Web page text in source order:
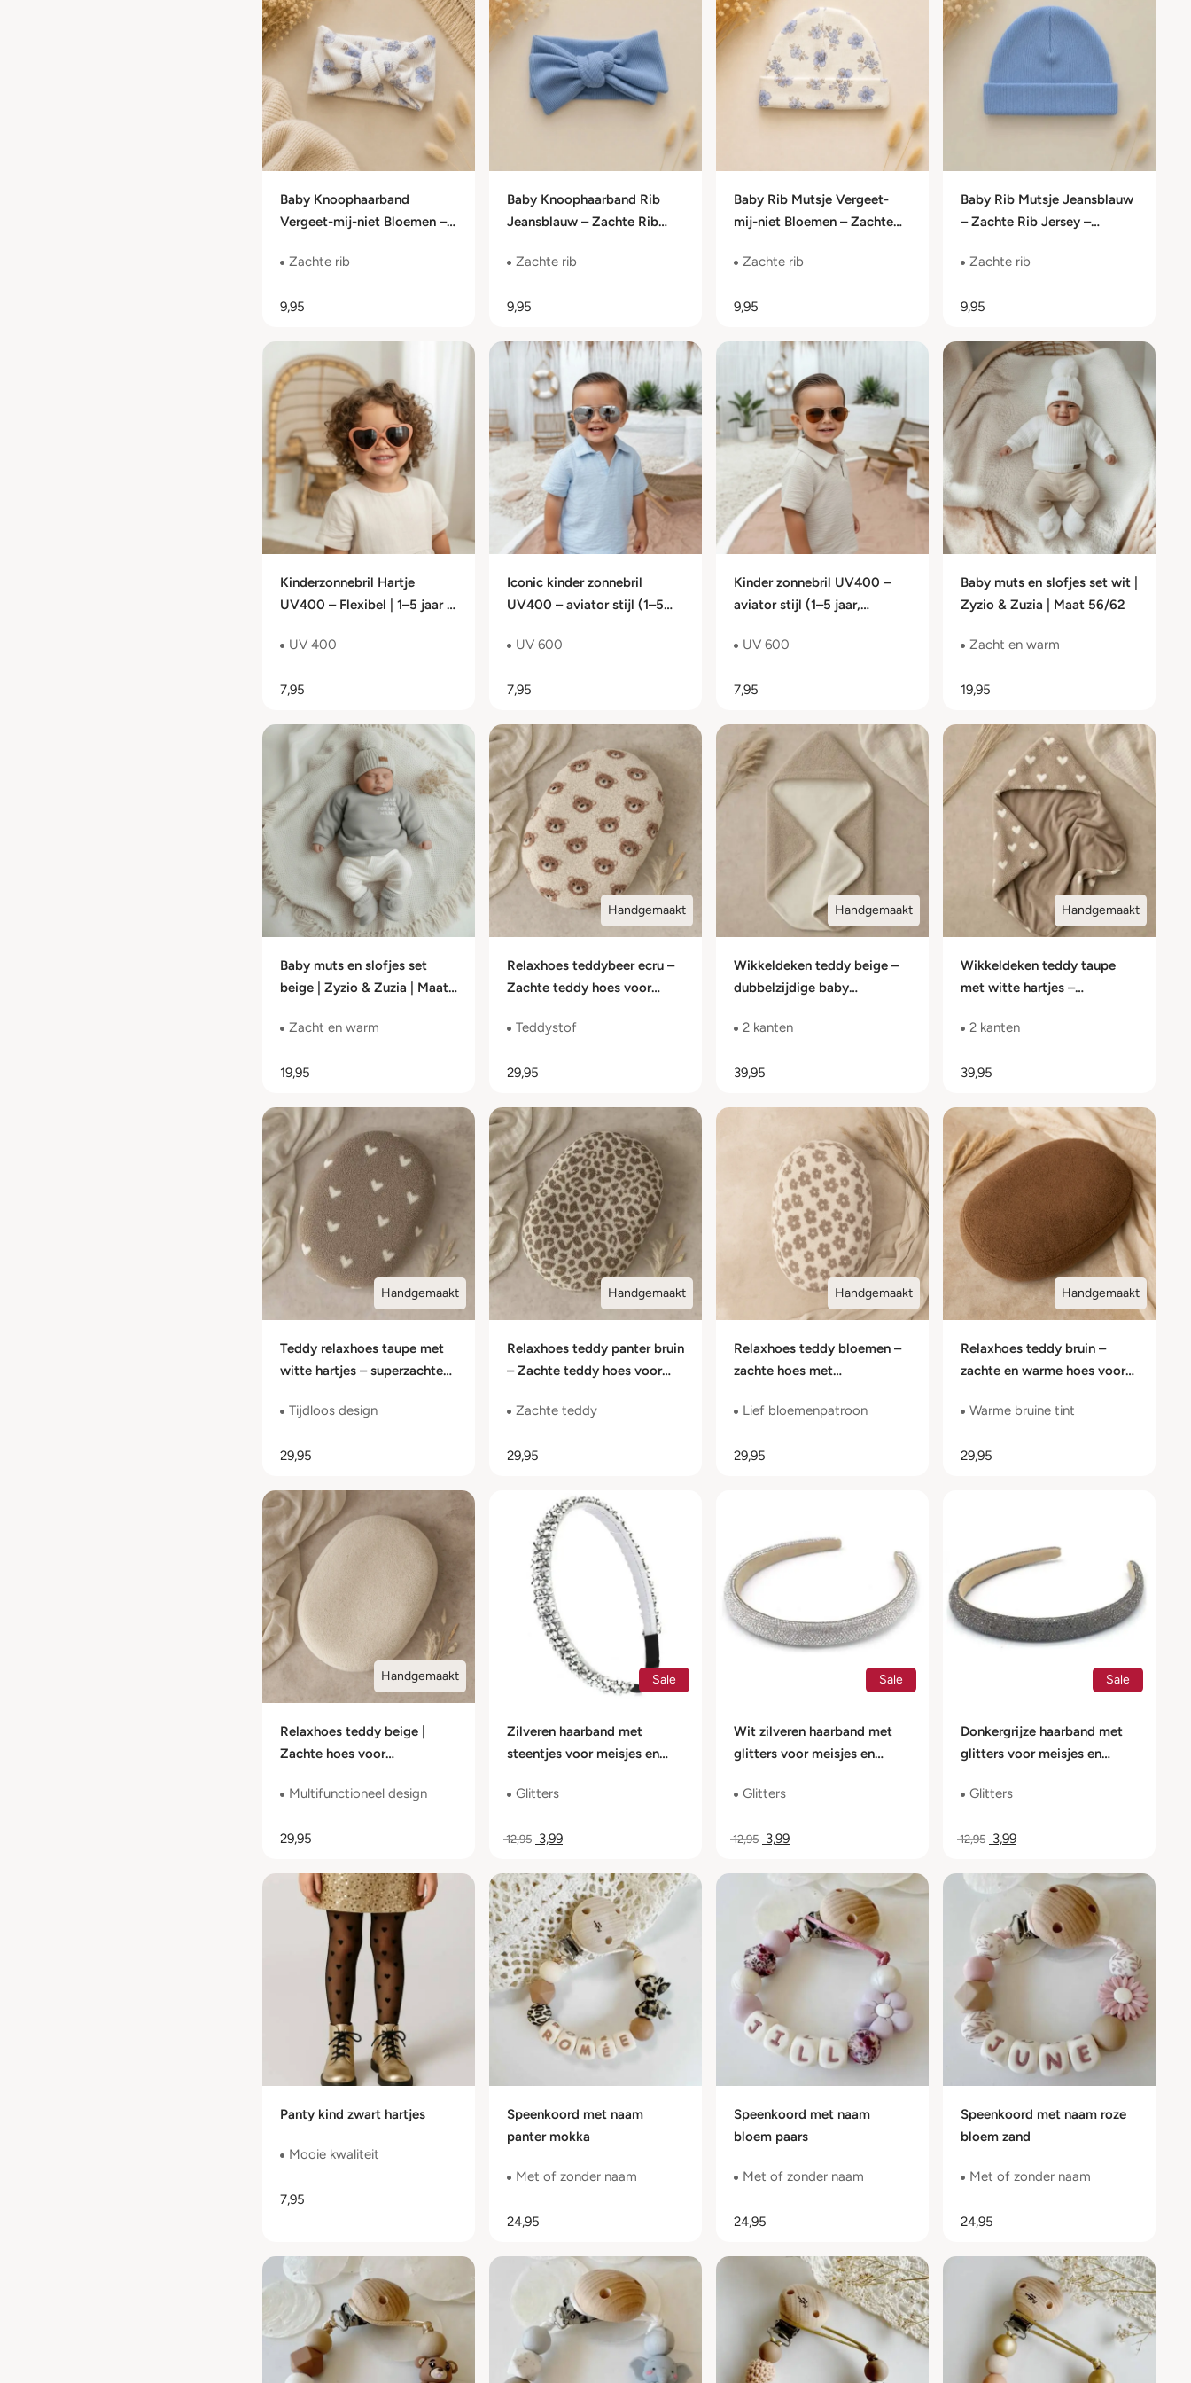
Baby Knoophaarband
Vergeet-mij-niet Bloemen –
Maanden
Zachte rib
9,95
Baby Knoophaarband Rib
Jeansblauw – Zachte Rib
Zachte rib
9,95
Baby Rib Mutsje Vergeet-
mij-niet Bloemen – Zachte
Maanden
Zachte rib
9,95
Baby Rib Mutsje Jeansblauw
– Zachte Rib Jersey –
Zachte rib
9,95
Kinderzonnebril Hartje
UV400 – Flexibel | 1–5 jaar |
UV 400
7,95
Iconic kinder zonnebril
UV400 – aviator stijl (1–5
UV 600
7,95
Kinder zonnebril UV400 –
aviator stijl (1–5 jaar,
UV 600
7,95
Baby muts en slofjes set wit |
Zyzio & Zuzia | Maat 56/62
Zacht en warm
19,95
Baby muts en slofjes set
beige | Zyzio & Zuzia | Maat
Zacht en warm
19,95
Handgemaakt
Relaxhoes teddybeer ecru –
Zachte teddy hoes voor
Teddystof
29,95
Handgemaakt
Wikkeldeken teddy beige –
dubbelzijdige baby
2 kanten
39,95
Handgemaakt
Wikkeldeken teddy taupe
met witte hartjes –
wikkeldeken
2 kanten
39,95
Handgemaakt
Teddy relaxhoes taupe met
witte hartjes – superzachte
Tijdloos design
29,95
Handgemaakt
Relaxhoes teddy panter bruin
– Zachte teddy hoes voor
Zachte teddy
29,95
Handgemaakt
Relaxhoes teddy bloemen –
zachte hoes met
Lief bloemenpatroon
29,95
Handgemaakt
Relaxhoes teddy bruin –
zachte en warme hoes voor
Warme bruine tint
29,95
Handgemaakt
Relaxhoes teddy beige |
Zachte hoes voor
Multifunctioneel design
29,95
Sale
Zilveren haarband met
steentjes voor meisjes en
Glitters
12,95 3,99
Sale
Wit zilveren haarband met
glitters voor meisjes en
Glitters
12,95 3,99
Sale
Donkergrijze haarband met
glitters voor meisjes en
Glitters
12,95 3,99
Panty kind zwart hartjes
Mooie kwaliteit
7,95
Speenkoord met naam
panter mokka
Met of zonder naam
24,95
Speenkoord met naam
bloem paars
Met of zonder naam
24,95
Speenkoord met naam roze
bloem zand
Met of zonder naam
24,95